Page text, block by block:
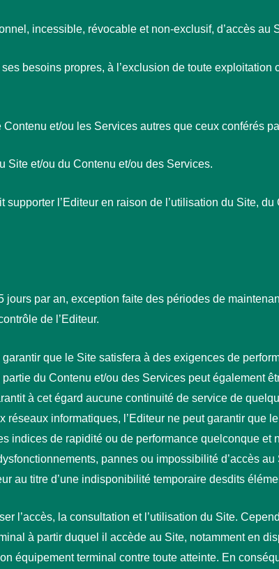
incessible, révocable et non-exclusif, d’accès au
besoins propres, à l’exclusion de toute
et/ou les Services autres que ceux conférés
Site et/ou du Contenu et/ou des Services.
supporter l’Editeur en raison de l’utilisation du Site,
par an, exception faite des périodes de
de l’Editeur.
garantir que le Site satisfera à des exigences de
du Contenu et/ou des Services peut également
à cet égard aucune continuité de service de
réseaux informatiques, l’Editeur ne peut garantir que
indices de rapidité ou de performance quelconque et
pannes ou impossibilité d’accès
au titre d’une indisponibilité temporaire desdits
l’accès, la consultation et l’utilisation du Site.
à partir duquel il accède au Site, notamment en
équipement terminal contre toute atteinte. En